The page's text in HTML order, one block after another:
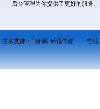
后台管理为你提供了更好的服务